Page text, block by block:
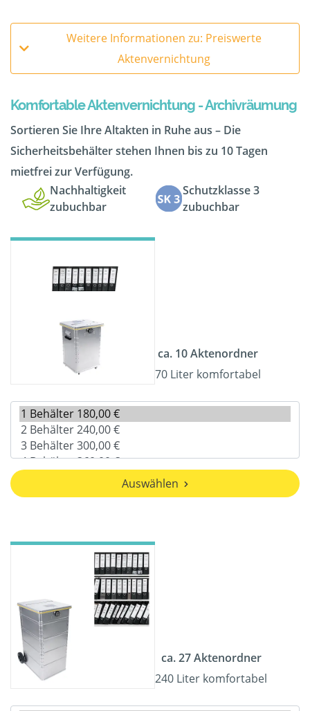
Weitere Informationen zu: Preiswerte
Aktenvernichtung
Komfortable Aktenvernichtung - Archivräumung
Sortieren Sie Ihre Altakten in Ruhe aus – Die
Sicherheitsbehälter stehen Ihnen bis zu 10 Tagen
mietfrei zur Verfügung.
Nachhaltigkeit
zubuchbar
Schutzklasse 3
zubuchbar
ca. 10 Aktenordner
70 Liter komfortabel
Auswählen
ca. 27 Aktenordner
240 Liter komfortabel